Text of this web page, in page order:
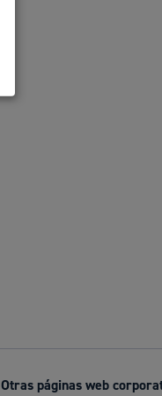
Otras páginas web